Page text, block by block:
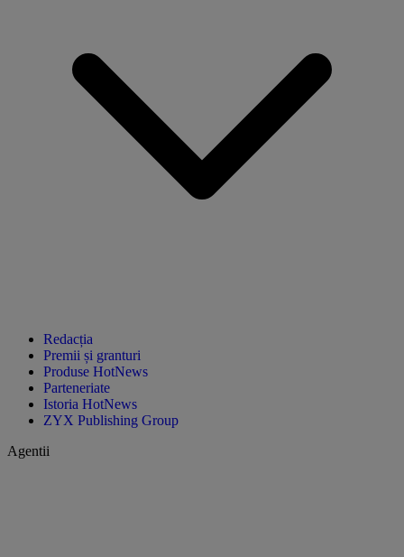
Redacția
Premii și granturi
Produse HotNews
Parteneriate
Istoria HotNews
ZYX Publishing Group
Agentii